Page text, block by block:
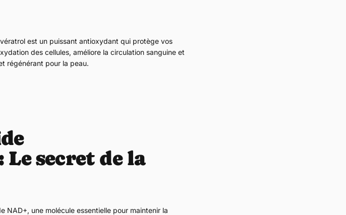
est un puissant antioxydant qui protège vos
des cellules, améliore la circulation sanguine et
régénérant pour la peau.
secret de la
une molécule essentielle pour maintenir la